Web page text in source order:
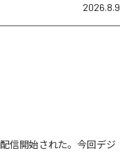
2026.8.9
信開始された。今回デジ